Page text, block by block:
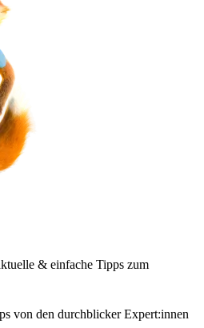
& einfache Tipps zum
von den durchblicker Expert:innen